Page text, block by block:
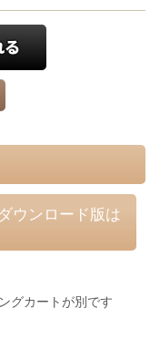
ウンロード版は
グカートが別です